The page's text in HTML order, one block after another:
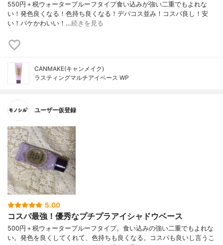
550円＋税ウォータープルーフタイプ食い込みが強い二重でもよれな
い！発色良くなる！色持ち良くなる！デパコス並み！コスパ良し！安
い！パケかわいい！…続きを見る
CANMAKE(キャンメイク)
ラスティングマルチアイベース WP
ユーザー仮登録
5.00
コスパ最強！優秀なプチプラアイシャドウベース
500円＋税ウォータープルーフタイプ。食い込みの強い二重でもよれな
い。発色を良くしてくれて、色持ちも良くなる。コスパも良いし言うこ